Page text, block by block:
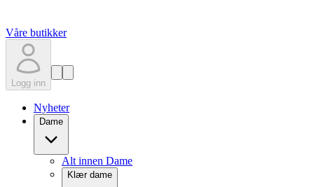
Våre butikker
Logg inn
Nyheter
Dame
Alt innen Dame
Klær dame